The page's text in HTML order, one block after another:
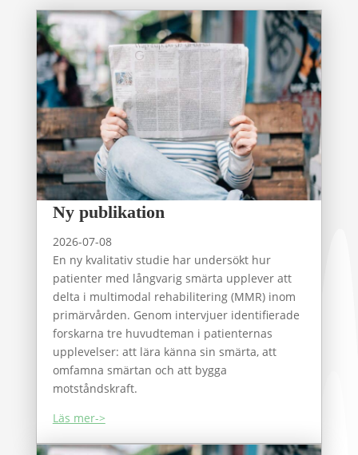
Ny publikation
2026-07-08
En ny kvalitativ studie har undersökt hur
patienter med långvarig smärta upplever att
delta i multimodal rehabilitering (MMR) inom
primärvården. Genom intervjuer identifierade
forskarna tre huvudteman i patienternas
upplevelser: att lära känna sin smärta, att
omfamna smärtan och att bygga
motståndskraft.
Läs mer->